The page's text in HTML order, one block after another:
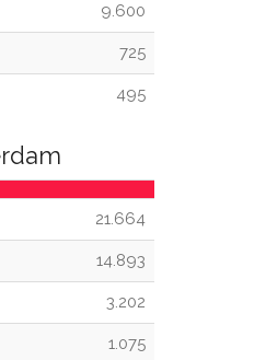
9.600
725
495
21.664
14.893
3.202
1.075